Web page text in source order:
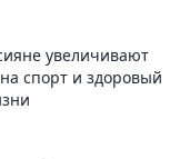
увеличивают
спорт и здоровый